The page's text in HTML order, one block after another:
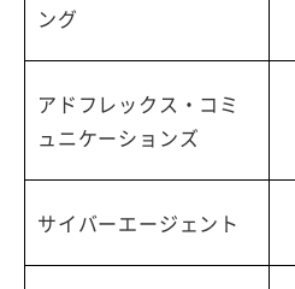
ング
アドフレックス・コミ
ュニケーションズ
サイバーエージェント